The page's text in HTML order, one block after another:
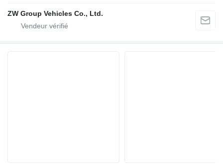
ZW Group Vehicles Co., Ltd.